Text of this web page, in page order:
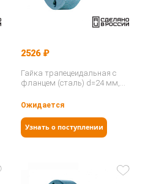
2526 ₽
Гайка трапецеидальная с
фланцем (сталь) d=24 мм,
резьба), SFR 24-5-D…
Ожидается
Узнать о поступлении